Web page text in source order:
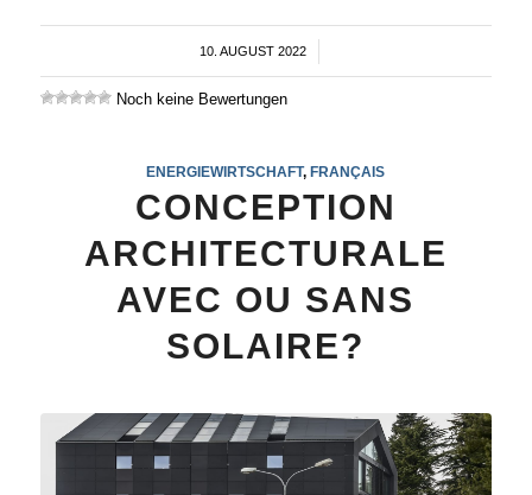
10. AUGUST 2022
/
Noch keine Bewertungen
ENERGIEWIRTSCHAFT, FRANÇAIS
CONCEPTION
ARCHITECTURALE
AVEC OU SANS
SOLAIRE?